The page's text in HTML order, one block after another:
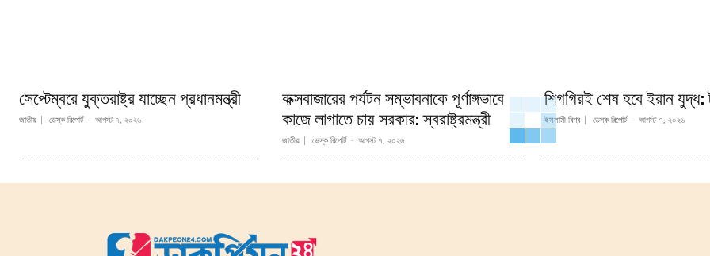
সেপ্টেম্বরে যুক্তরাষ্ট্র যাচ্ছেন প্রধানমন্ত্রী
জাতীয় ডেস্ক রিপোর্ট - আগস্ট ৭, ২০২৬
কক্সবাজারের পর্যটন সম্ভাবনাকে পূর্ণাঙ্গভাবে
কাজে লাগাতে চায় সরকার: স্বরাষ্ট্রমন্ত্রী
জাতীয় ডেস্ক রিপোর্ট - আগস্ট ৭, ২০২৬
শিগগিরই শেষ হবে ইরান যুদ্ধ:
ইসলামী বিশ্ব ডেস্ক রিপোর্ট - আগস্ট ৭, ২০২৬